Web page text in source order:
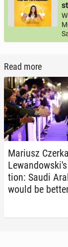
Read more
Mariusz
tion: Saudi
would be